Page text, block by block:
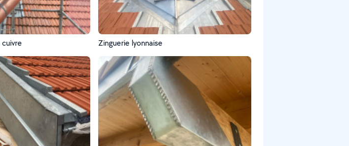
Zinguerie lyonnaise